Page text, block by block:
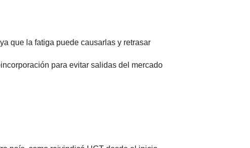
que la fatiga puede causarlas y retrasar
para evitar salidas del mercado